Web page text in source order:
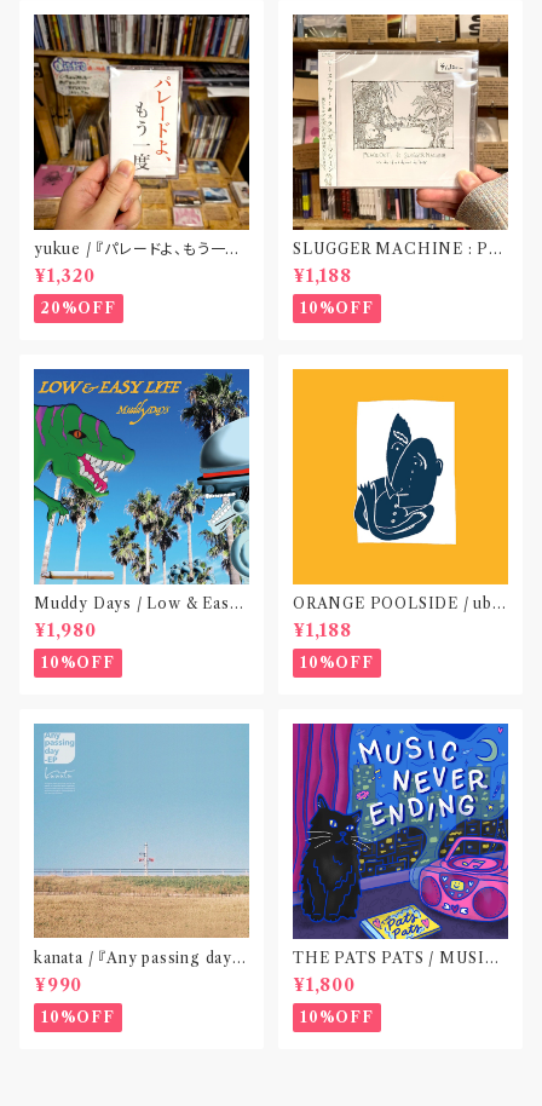
yukue / 『パレードよ、もう一度』
(TAPE)
¥1,320
20%OFF
SLUGGER MACHINE : PE
ACE OUT! / we die if we d
o not do “DIG”(SPLIT CD)
〝横浜&札幌〟
¥1,188
10%OFF
Muddy Days / Low & Easy
Life〝東京〟
¥1,980
10%OFF
ORANGE POOLSIDE / ubu
(CD作品)〝神奈川・厚木〟
¥1,188
10%OFF
kanata / 『Any passing day -
EP』(CD作品)〝東京〟
¥990
10%OFF
THE PATS PATS / MUSIC
NEVER ENDING(CD作品)
¥1,800
10%OFF